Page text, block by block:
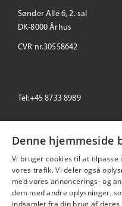
Sønder Allé 6, 2. sal
DK-8000 Århus
CVR nr.30558642
Tel:+45 8733 8989
Prime Office
Seneste
+/-
Denne hjemmeside
Vi bruger cookies til at
vores trafik. Vi deler også
med vores annoncerings- og
dem med andre oplysninger,
indsamlet fra din brug af deres